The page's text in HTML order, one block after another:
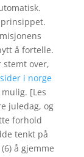
å fortelle.
stemt over,
i norge
[Les
juledag, og
forhold
tenkt på
å gjemme